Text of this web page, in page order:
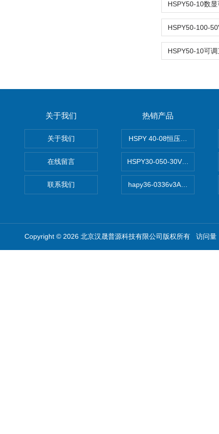
关于我们
关于我们
在线留言
联系我们
热销产品
HSPY 40-08恒压恒流恒功率
HSPY30-050-30V/-05A可调
hapy36-0336v3A高精度小型
Copyright © 2026 北京汉晟普源科技有限公司版权所有 访问量